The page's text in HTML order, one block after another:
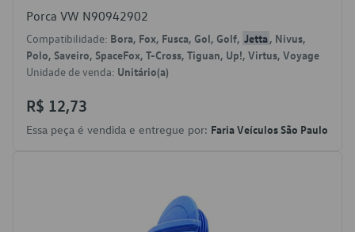
Porca VW N90942902
Compatibilidade: Bora, Fox, Fusca, Gol, Golf, Jetta, Nivus,
Polo, Saveiro, SpaceFox, T-Cross, Tiguan, Up!, Virtus, Voyage
Unidade de venda: Unitário(a)
R$ 12,73
Essa peça é vendida e entregue por: Faria Veículos São Paulo